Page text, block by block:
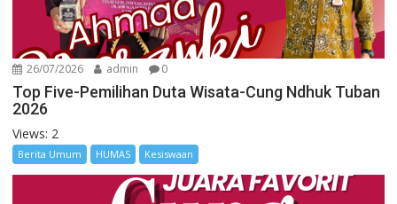
26/07/2026 admin 0
Top Five-Pemilihan Duta Wisata-Cung Ndhuk Tuban
2026
Views: 2
Berita Umum HUMAS Kesiswaan